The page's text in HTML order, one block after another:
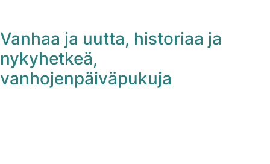
Vanhaa ja uutta, historiaa ja
nykyhetkeä,
vanhojenpäiväpukuja